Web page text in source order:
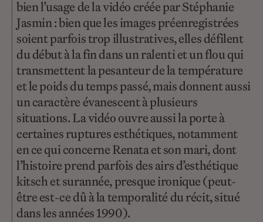
bien l’usage de la vidéo créée par Stéphanie
Jasmin : bien que les images préenregistrées
soient parfois trop illustratives, elles défilent
du début à la fin dans un ralenti et un flou qui
transmettent la pesanteur de la température
et le poids du temps passé, mais donnent aussi
un caractère évanescent à plusieurs
situations. La vidéo ouvre aussi la porte à
certaines ruptures esthétiques, notamment
en ce qui concerne Renata et son mari, dont
l’histoire prend parfois des airs d’esthétique
kitsch et surannée, presque ironique (peut-
être est-ce dû à la temporalité du récit, situé
dans les années 1990).